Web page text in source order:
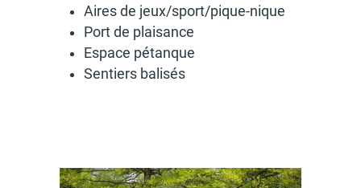
Aires de jeux/sport/pique-nique
Port de plai­sance
Espace pétanque
Sentiers bali­sés